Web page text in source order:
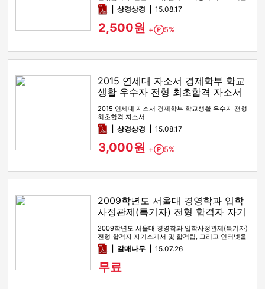
대 1차, 연세대 경제,…
pdf상경상경 15.08.17
2,500원 + Point
5%
2015 연세대 자소서 경제학부 학교
생활 우수자 전형 최초합격 자소서
2015 연세대 자소서 경제학부 학교생활 우수자 전형
최초합격 자소서
pdf상경상경 15.08.17
3,000원 + Point
5%
2009학년도 서울대 경영학과 입학
사정관제(특기자) 전형 합격자 자기
소개서 및 합격팁
2009학년도 서울대 경영학과 입학사정관제(특기자)
전형 합격자 자기소개서 및 합격팁, 그리고 인터넷을
통해 받을 질문들을 …
pdf갈매나무 15.07.26
무료